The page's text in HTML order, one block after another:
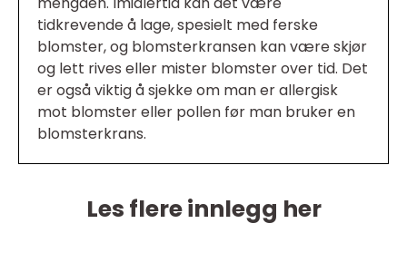
tidkrevende å lage, spesielt med ferske
blomster, og blomsterkransen kan være skjør
og lett rives eller mister blomster over tid. Det
er også viktig å sjekke om man er allergisk
mot blomster eller pollen før man bruker en
blomsterkrans.
Les flere innlegg her